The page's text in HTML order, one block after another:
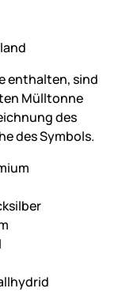
enthalten, sind
Mülltonne
des
des Symbols.